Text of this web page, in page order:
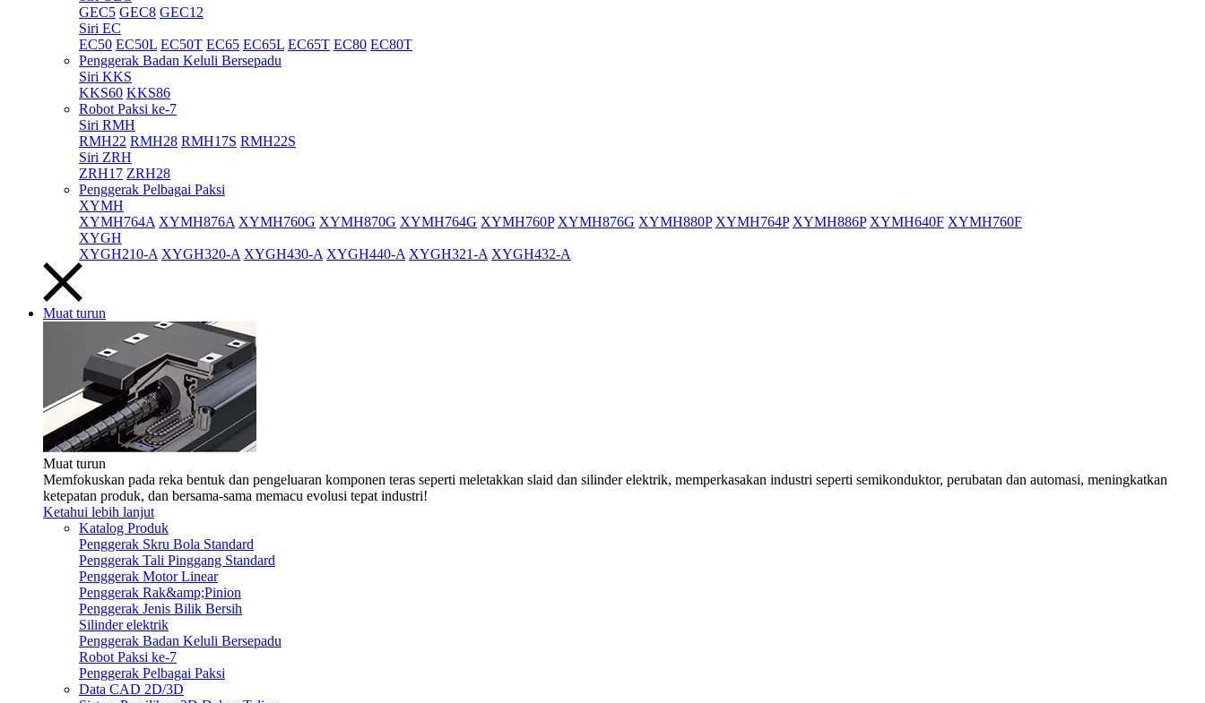
GEC5 GEC8 GEC12
Siri EC
EC50 EC50L EC50T EC65 EC65L EC65T EC80 EC80T
Penggerak Badan Keluli Bersepadu
Siri KKS
KKS60 KKS86
Robot Paksi ke-7
Siri RMH
RMH22 RMH28 RMH17S RMH22S
Siri ZRH
ZRH17 ZRH28
Penggerak Pelbagai Paksi
XYMH
XYMH764A XYMH876A XYMH760G XYMH870G XYMH764G XYMH760P XYMH876G XYMH880P XYMH764P XYMH886P XYMH640F XYMH760F
XYGH
XYGH210-A XYGH320-A XYGH430-A XYGH440-A XYGH321-A XYGH432-A
Muat turun
Muat turun
Memfokuskan pada reka bentuk dan pengeluaran komponen teras seperti meletakkan slaid dan silinder elektrik, memperkasakan industri seperti semikonduktor, perubatan dan automasi, meningkatkan
ketepatan produk, dan bersama-sama memacu evolusi tepat industri!
Ketahui lebih lanjut
Katalog Produk
Penggerak Skru Bola Standard
Penggerak Tali Pinggang Standard
Penggerak Motor Linear
Penggerak Rak&amp;Pinion
Penggerak Jenis Bilik Bersih
Silinder elektrik
Penggerak Badan Keluli Bersepadu
Robot Paksi ke-7
Penggerak Pelbagai Paksi
Data CAD 2D/3D